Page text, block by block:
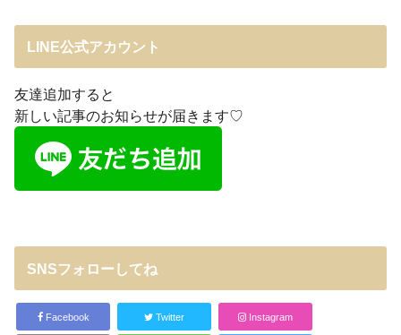
LINE公式アカウント
友達追加すると
新しい記事のお知らせが届きます♡
SNSフォローしてね
Facebook Twitter Instagram